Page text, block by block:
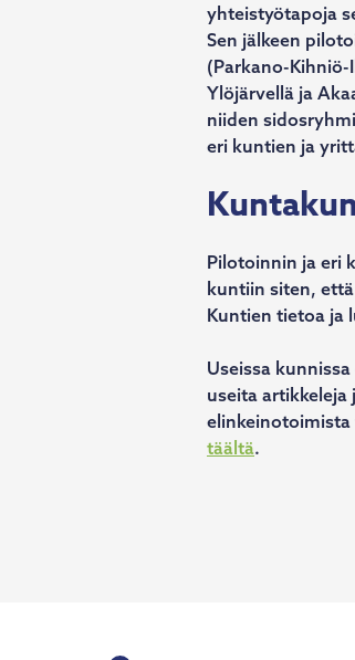
yhteistyötapoja
Sen jälkeen
(Parkano-
Ylöjärvellä ja
niiden
eri kuntien ja
Pilotoinnin ja eri
kuntiin siten,
Kuntien tietoa ja
Useissa
useita
täältä.